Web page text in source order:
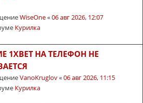
WiseOne«06 авг 2026, 12:07
Курилка
1XBET НА ТЕЛЕФОН НЕ
VanoKruglov«06 авг 2026, 11:15
Курилка